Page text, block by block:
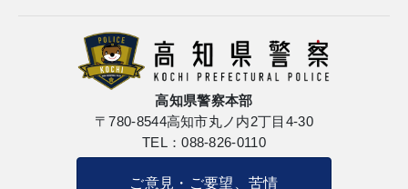
高知県警察本部
〒780-8544高知市丸ノ内2丁目4-30
TEL：088-826-0110
ご意見・ご要望、苦情